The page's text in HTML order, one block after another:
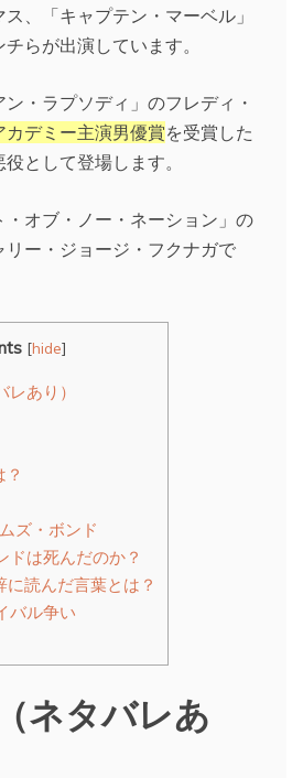
、「キャプテン・マーベル」
らが出演しています。
・ラプソディ」のフレディ・
カデミー主演男優賞を受賞した
として登場します。
・オブ・ノー・ネーション」の
リー・ジョージ・フクナガで
[hide]
あり）
ズ・ボンド
ドは死んだのか？
読んだ言葉とは？
バル争い
ネタバレあ